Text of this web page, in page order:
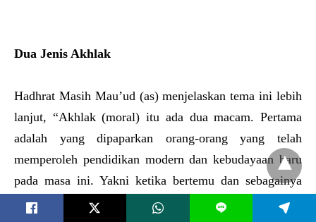
Dua Jenis Akhlak
Hadhrat Masih Mau’ud (as) menjelaskan tema ini lebih
lanjut, “Akhlak (moral) itu ada dua macam. Pertama
adalah yang dipaparkan orang-orang yang telah
memperoleh pendidikan modern dan kebudayaan baru
pada masa ini. Yakni ketika bertemu dan sebagainya
melontarkan puji-
dari mulut, dan tampil dengan
L